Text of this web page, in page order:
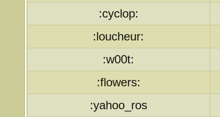
:cyclop:
:loucheur:
:w00t:
:flowers:
:yahoo_ros